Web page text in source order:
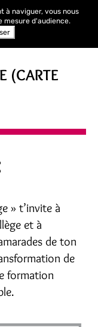
(CARTE
» t’invite à
et à
de ton
de
formation
à naviguer, vous nous
mesure d'audience.